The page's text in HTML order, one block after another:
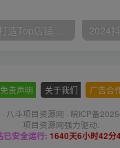
【阿里国际站】打造Top店铺&获得优质询盘客户，​95%的国际站讲师不会说的运营技巧
免责声明 关于我们 广告合
八斗项目资源网 · 皖ICP备
项目资源网强力驱动.
已安全运行: 1640天6小时42分